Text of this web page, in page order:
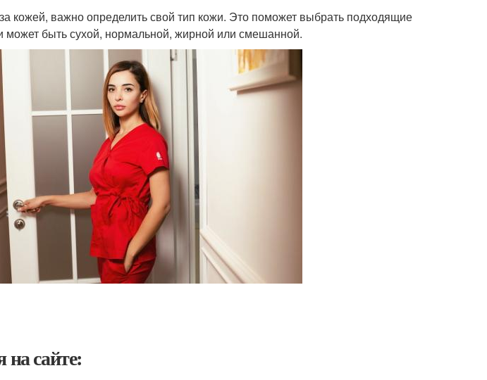
кожей, важно определить свой тип кожи. Это поможет выбрать подходящие
может быть сухой, нормальной, жирной или смешанной.
на сайте: